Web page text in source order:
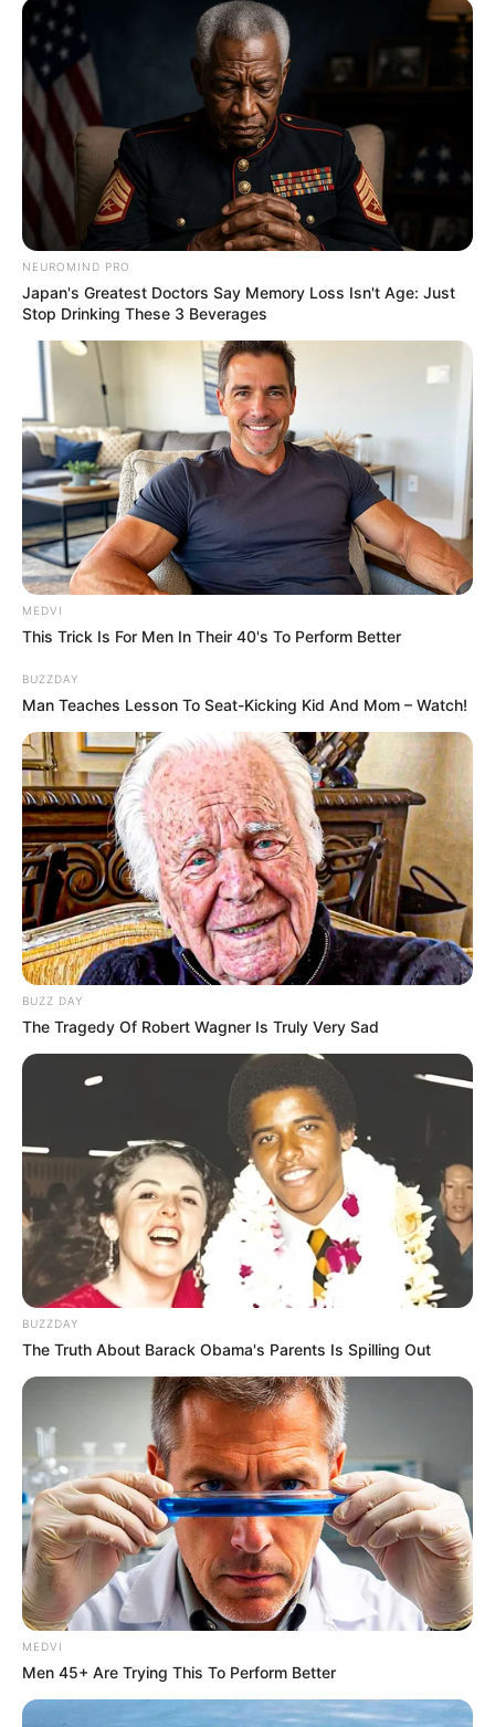
NEUROMIND PRO
Japan's Greatest Doctors Say Memory Loss Isn't Age: Just
Stop Drinking These 3 Beverages
MEDVI
This Trick Is For Men In Their 40's To Perform Better
BUZZDAY
Man Teaches Lesson To Seat-Kicking Kid And Mom – Watch!
BUZZ DAY
The Tragedy Of Robert Wagner Is Truly Very Sad
BUZZDAY
The Truth About Barack Obama's Parents Is Spilling Out
MEDVI
Men 45+ Are Trying This To Perform Better